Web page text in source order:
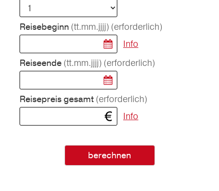
Reisebeginn (tt.mm.jjjj) (erforderlich)
Info
Reiseende (tt.mm.jjjj) (erforderlich)
Reisepreis gesamt (erforderlich)
Info
berechnen